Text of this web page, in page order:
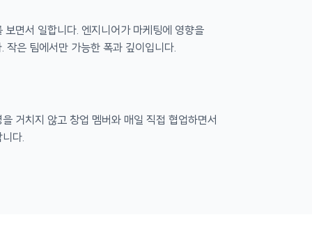
면서 일합니다. 엔지니어가 마케팅에 영향을
작은 팀에서만 가능한 폭과 깊이입니다.
거치지 않고 창업 멤버와 매일 직접 협업하면서
다.